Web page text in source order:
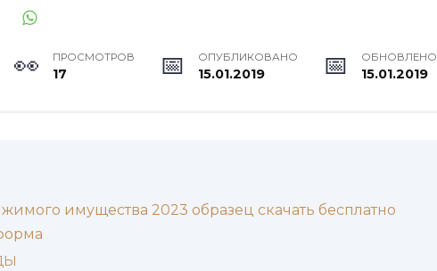
ПРОСМОТРОВ
17
ОПУБЛИКОВАНО
15.01.2019
ОБНОВЛЕНО
15.01.2019
имущества 2023 образец скачать бесплатно